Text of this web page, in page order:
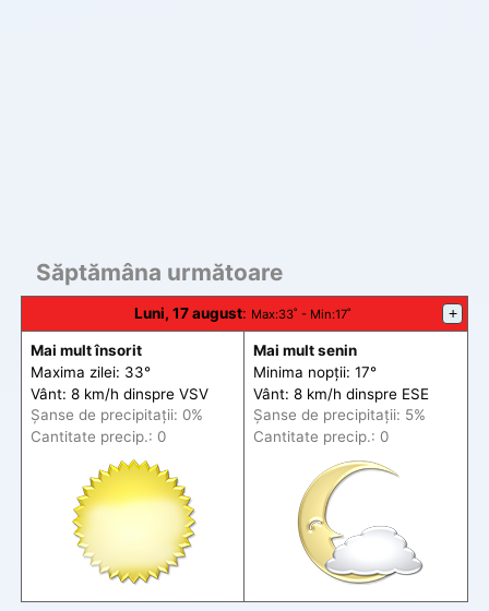
Săptămâna următoare
Luni, 17 august: Max:33˚ - Min:17˚ +
Mai mult însorit
Maxima zilei: 33°
Vânt: 8 km/h dinspre VSV
Șanse de precipitații: 0%
Cantitate precip.: 0
Mai mult senin
Minima nopții: 17°
Vânt: 8 km/h dinspre ESE
Șanse de precipitații: 5%
Cantitate precip.: 0